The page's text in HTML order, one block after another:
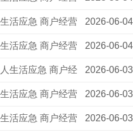
2026-06-04
活应急 商户经营
2026-06-04
活应急 商户经营
2026-06-03
生活应急 商户经
2026-06-03
活应急 商户经营
2026-06-03
活应急 商户经营